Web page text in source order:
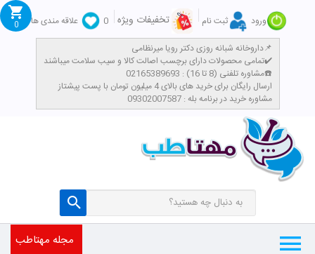
ورود ثبت نام تخفیفات ویژه 0
علاقه مندی ها
داروخانه شبانه روزی دکتر رویا میرنظامی📌
تمامی محصولات دارای برچسب اصالت کالا و سیب سلامت میباشند✔️
مشاوره تلفنی (8 تا 16) : 02165389693☎️
​ارسال رایگان برای خرید های بالای 4 میلیون تومان با پست پیشتاز
مشاوره خرید در برنامه بله : 09302007587
0
مجله مهتاطب